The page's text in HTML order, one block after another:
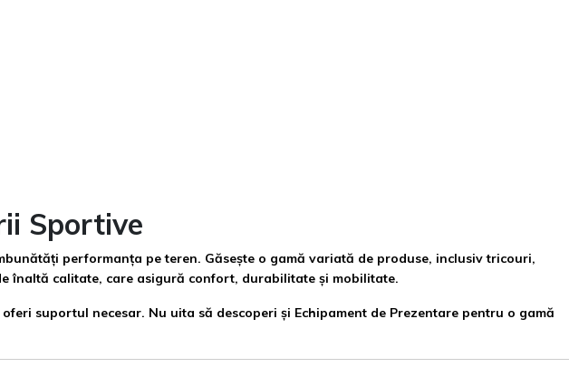
Sportive
performanța pe teren. Găsește o gamă variată de produse, inclusiv tricouri,
înaltă calitate, care asigură confort, durabilitate și mobilitate.
suportul necesar. Nu uita să descoperi și Echipament de Prezentare pentru o gamă